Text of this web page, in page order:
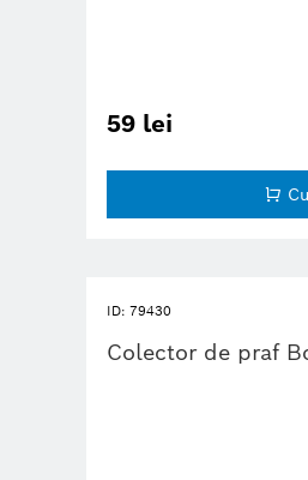
59 lei
ID: 79430
Colector de praf